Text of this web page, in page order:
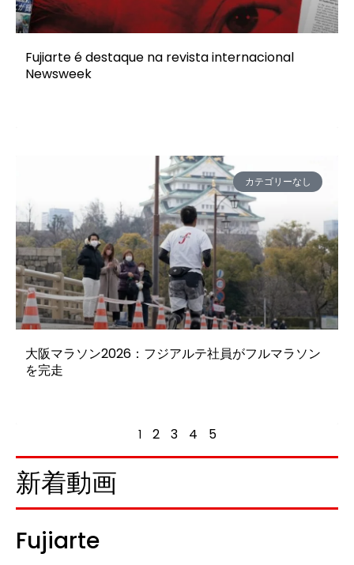
Fujiarte é destaque na revista internacional
Newsweek
カテゴリーなし
大阪マラソン2026：フジアルテ社員がフルマラソン
を完走
1 2 3 4 5
新着動画
Fujiarte